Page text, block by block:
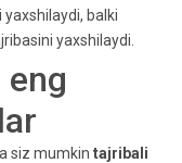
balki
yaxshilaydi.
siz mumkin tajribali